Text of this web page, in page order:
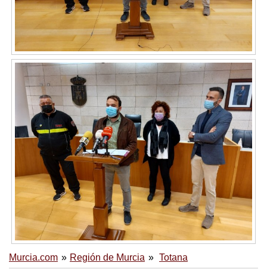
Murcia.com Región de Murcia Totana